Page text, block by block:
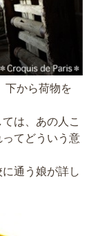
から荷物を
は、あの人こ
てどういう意
通う娘が詳し